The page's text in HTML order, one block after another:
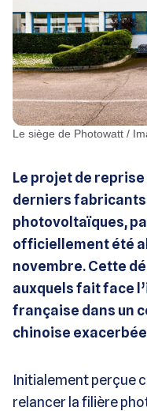
Le siège de Photowatt /
Le projet de
derniers
photovoltaïques,
officiellement été
novembre. Cette
auxquels fait face
française dans un
chinoise
Initialement perçue
relancer la filière